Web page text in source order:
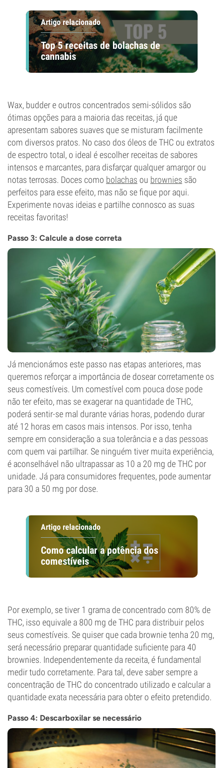
Artigo relacionado
Top 5 receitas de bolachas de
cannabis
Wax, budder e outros concentrados semi-sólidos são
ótimas opções para a maioria das receitas, já que
apresentam sabores suaves que se misturam facilmente
com diversos pratos. No caso dos óleos de THC ou extratos
de espectro total, o ideal é escolher receitas de sabores
intensos e marcantes, para disfarçar qualquer amargor ou
notas terrosas. Doces como bolachas ou brownies são
perfeitos para esse efeito, mas não se fique por aqui.
Experimente novas ideias e partilhe connosco as suas
receitas favoritas!
Passo 3: Calcule a dose correta
Já mencionámos este passo nas etapas anteriores, mas
queremos reforçar a importância de dosear corretamente os
seus comestíveis. Um comestível com pouca dose pode
não ter efeito, mas se exagerar na quantidade de THC,
poderá sentir-se mal durante várias horas, podendo durar
até 12 horas em casos mais intensos. Por isso, tenha
sempre em consideração a sua tolerância e a das pessoas
com quem vai partilhar. Se ninguém tiver muita experiência,
é aconselhável não ultrapassar as 10 a 20 mg de THC por
unidade. Já para consumidores frequentes, pode aumentar
para 30 a 50 mg por dose.
Artigo relacionado
Como calcular a potência dos
comestíveis
Por exemplo, se tiver 1 grama de concentrado com 80% de
THC, isso equivale a 800 mg de THC para distribuir pelos
seus comestíveis. Se quiser que cada brownie tenha 20 mg,
será necessário preparar quantidade suficiente para 40
brownies. Independentemente da receita, é fundamental
medir tudo corretamente. Para tal, deve saber sempre a
concentração de THC do concentrado utilizado e calcular a
quantidade exata necessária para obter o efeito pretendido.
Passo 4: Descarboxilar se necessário